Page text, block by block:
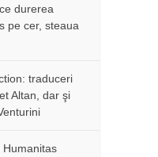
durerea
pe cer, steaua
traduceri
Altan, dar şi
Humanitas